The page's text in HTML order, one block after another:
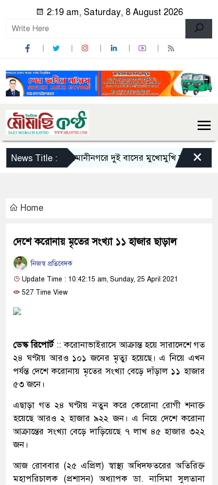
2:19 am, Saturday, 8 August 2026
News Title :
সিলেটে ওসমানীনগরে দুই বাসের মুখোমুখি সংঘর্ষে ৯জনের
×
Home
দেশে করোনায় মৃতের সংখ্যা ১১ হাজার ছাড়াল
নিজস্ব প্রতিবেদক
Update Time : 10:42:15 am, Sunday, 25 April 2021
527 Time View
ডেস্ক রিপোর্ট:: করোনাভাইরাসে আক্রান্ত হয়ে সারাদেশে গত
২৪ ঘণ্টায় আরও ১০১ জনের মৃত্যু হয়েছে। এ নিয়ে এখন
পর্যন্ত দেশে করোনায় মৃতের সংখ্যা বেড়ে দাঁড়াল ১১ হাজার
৫৩ জনে।
এছাড়া গত ২৪ ঘণ্টায় নতুন করে কেরোনা রোগী শনাক্ত
হয়েছে আরও ২ হাজার ৯২২ জন। এ নিয়ে দেশে করোনা
আক্রান্তের সংখ্যা বেড়ে দাড়িয়েছে ৭ লাখ ৪৫ হাজার ৩২২
জন।
আজ রোববার (২৫ এপ্রিল) স্বাস্থ্য অধিদফতরের অতিরিক্ত
মহাপরিচালক (প্রশাসন) অধ্যাপক ডা. নাসিমা সুলতানা